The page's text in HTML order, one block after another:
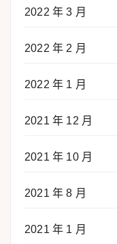
2022 年 3 月
2022 年 2 月
2022 年 1 月
2021 年 12 月
2021 年 10 月
2021 年 8 月
2021 年 1 月